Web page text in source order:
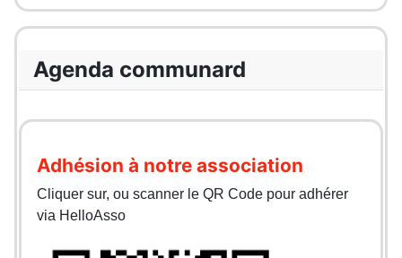
Agenda communard
Adhésion à notre association
Cliquer sur, ou scanner le QR Code pour adhérer
via HelloAsso